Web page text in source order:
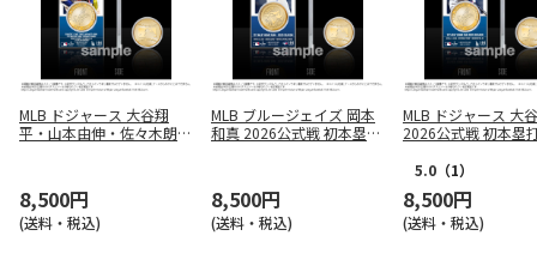
MLB ドジャース 大谷翔
平・山本由伸・佐々木朗希
8,500円
(送料・税込)
MLB ブルージェイズ 岡本
和真 2026公式戦 初本塁打
8,500円
(送料・税込)
MLB ドジャース 大
2026公式戦 初本塁
付）
5.0 （1）
8,500円
(送料・税込)